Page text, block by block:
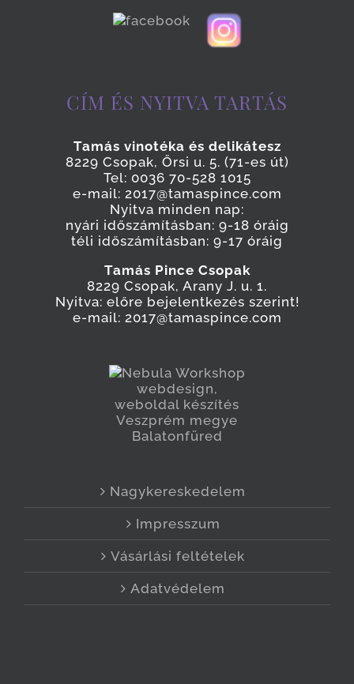
CÍM ÉS NYITVA TARTÁS
Tamás vinotéka és delikátesz
8229 Csopak, Őrsi u. 5. (71-es út)
Tel: 0036 70-528 1015
e-mail: 2017@tamaspince.com
Nyitva minden nap:
nyári időszámításban: 9-18 óráig
téli időszámításban: 9-17 óráig
Tamás Pince Csopak
8229 Csopak, Arany J. u. 1.
Nyitva: előre bejelentkezés szerint!
e-mail: 2017@tamaspince.com
Nagykereskedelem
Impresszum
Vásárlási feltételek
Adatvédelem